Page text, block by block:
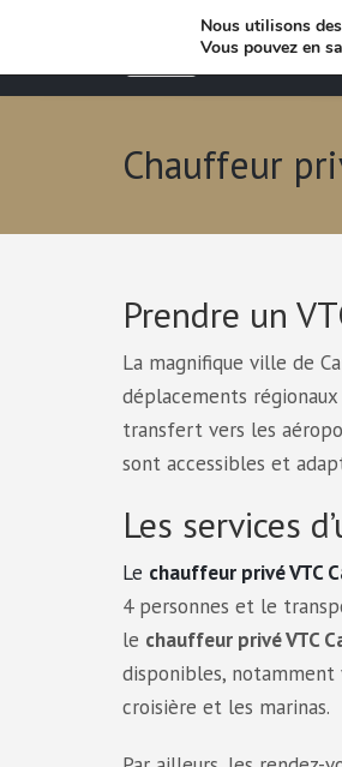
Chauffeur
Prendre un
La magnifique ville de
déplacements
transfert vers les
sont accessibles et
Les services
Le chauffeur privé VTC
4 personnes et le
le chauffeur privé VTC
disponibles,
croisière et les marinas.
Nous utilisons
Vous pouvez en